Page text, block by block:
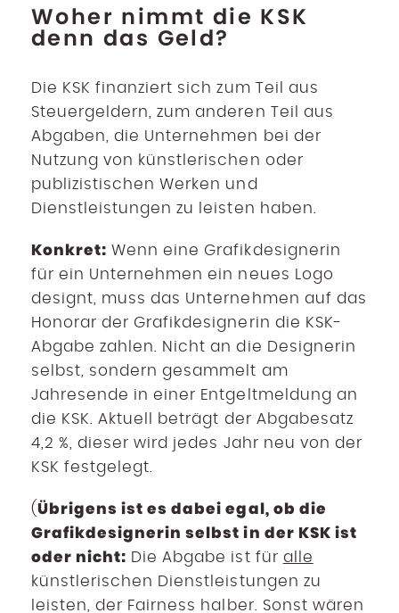
Woher nimmt die KSK
denn das Geld?
Die KSK finanziert sich zum Teil aus
Steuergeldern, zum anderen Teil aus
Abgaben, die Unternehmen bei der
Nutzung von künstlerischen oder
publizistischen Werken und
Dienstleistungen zu leisten haben.
Konkret: Wenn eine Grafikdesignerin
für ein Unternehmen ein neues Logo
designt, muss das Unternehmen auf das
Honorar der Grafikdesignerin die KSK-
Abgabe zahlen. Nicht an die Designerin
selbst, sondern gesammelt am
Jahresende in einer Entgeltmeldung an
die KSK. Aktuell beträgt der Abgabesatz
4,2 %, dieser wird jedes Jahr neu von der
KSK festgelegt.
(Übrigens ist es dabei egal, ob die
Grafikdesignerin selbst in der KSK ist
oder nicht: Die Abgabe ist für alle
künstlerischen Dienstleistungen zu
leisten, der Fairness halber. Sonst wären